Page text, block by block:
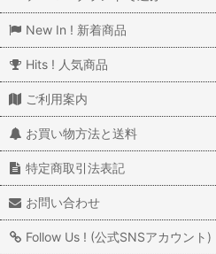
New In ! 新着商品
Hits ! 人気商品
ご利用案内
お買い物方法と送料
特定商取引法表記
お問い合わせ
Follow Us ! (公式SNSアカウント)